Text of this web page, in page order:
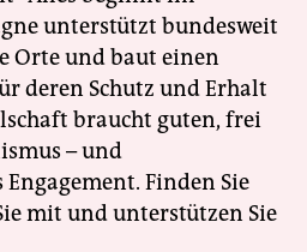
unterstützt bundesweit
Orte und baut einen
deren Schutz und Erhalt
braucht guten, frei
– und
Finden Sie
mit und unterstützen Sie